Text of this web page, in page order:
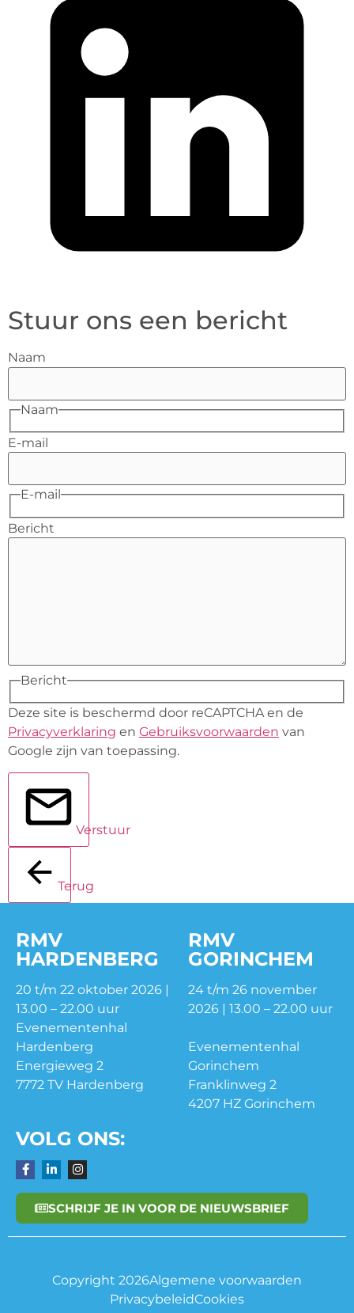
Stuur ons een bericht
Naam
Naam
E-mail
E-mail
Bericht
Bericht
Deze site is beschermd door reCAPTCHA en de
Privacyverklaring en Gebruiksvoorwaarden van
Google zijn van toepassing.
Verstuur
Terug
RMV
HARDENBERG
20 t/m 22 oktober 2026 |
13.00 – 22.00 uur
Evenementenhal
Hardenberg
Energieweg 2
7772 TV Hardenberg
RMV
GORINCHEM
24 t/m 26 november
2026 | 13.00 – 22.00 uur
Evenementenhal
Gorinchem
Franklinweg 2
4207 HZ Gorinchem
VOLG ONS:
SCHRIJF JE IN VOOR DE NIEUWSBRIEF
Copyright 2026Algemene voorwaarden
PrivacybeleidCookies